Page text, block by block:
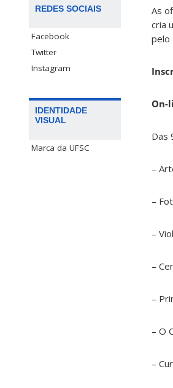
REDES SOCIAIS
Facebook
Twitter
Instagram
IDENTIDADE
VISUAL
Marca da UFSC
As
cria
pelo
On-
Das
–
–
–
–
–
– O
–